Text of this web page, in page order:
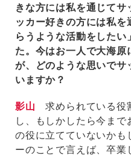
きな方には私を通じて
ッカー好きの方には私を
らうような活動をしたい
た。今はお一人で大海
が、どのような思いでサ
いますか？
影山求められている役
し、もしかしたら今ま
の役に立てていないかも
ーのことで言えば、卒業